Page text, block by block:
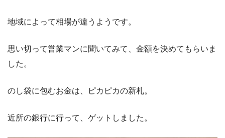
地域によって相場が違うようです。
思い切って営業マンに聞いてみて、金額を決めてもらいま
した。
のし袋に包むお金は、ピカピカの新札。
近所の銀行に行って、ゲットしました。